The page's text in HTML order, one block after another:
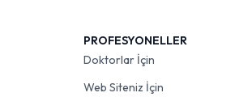
PROFESYONELLER
Doktorlar İçin
Web Siteniz İçin